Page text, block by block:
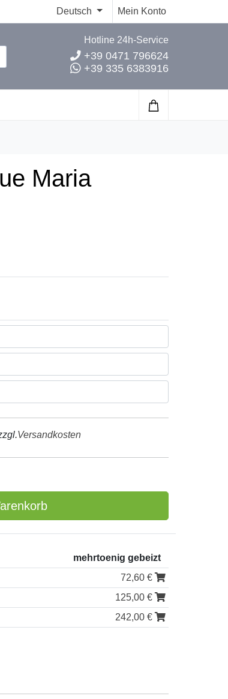
Deutsch Mein Konto
Hotline 24h-Service
+39 0471 796624
+39 335 6383916
Maria
Versandkosten
mehrtoenig gebeizt
72,60 €
125,00 €
242,00 €